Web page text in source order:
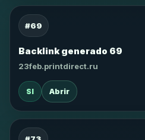
#69
Backlink generado 69
23feb.printdirect.ru
SI Abrir